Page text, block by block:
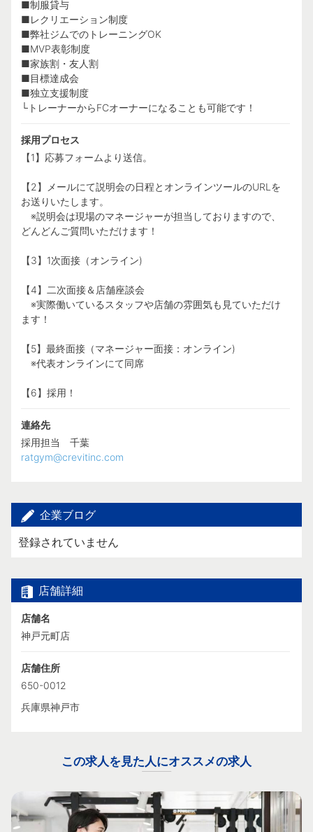
■制服貸与
■レクリエーション制度
■弊社ジムでのトレーニングOK
■MVP表彰制度
■家族割・友人割
■目標達成会
■独立支援制度
└トレーナーからFCオーナーになることも可能です！
採用プロセス
【1】応募フォームより送信。
【2】メールにて説明会の日程とオンラインツールのURLを
お送りいたします。
※説明会は現場のマネージャーが担当しておりますので、
どんどんご質問いただけます！
【3】1次面接（オンライン)
【4】二次面接＆店舗座談会
※実際働いているスタッフや店舗の雰囲気も見ていただけ
ます！
【5】最終面接（マネージャー面接：オンライン)
※代表オンラインにて同席
【6】採用！
連絡先
ratgym@crevitinc.com
企業ブログ
登録されていません
店舗詳細
店舗名
神戸元町店
店舗住所
650-0012
兵庫県神戸市
この求人を見た人にオススメの求人